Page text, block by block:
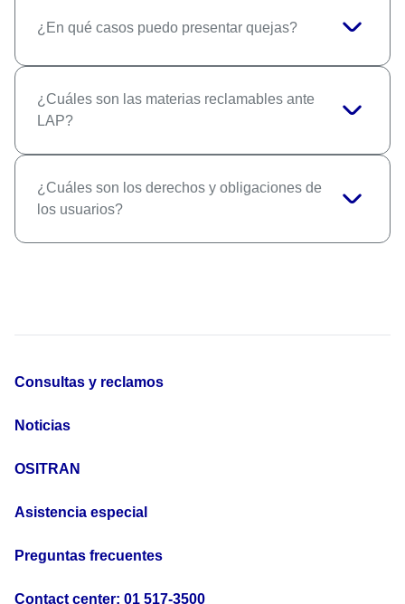
¿En qué casos puedo presentar quejas?
¿Cuáles son las materias reclamables ante
LAP?
¿Cuáles son los derechos y obligaciones de
los usuarios?
Consultas y reclamos
Noticias
OSITRAN
Asistencia especial
Preguntas frecuentes
Contact center: 01 517-3500